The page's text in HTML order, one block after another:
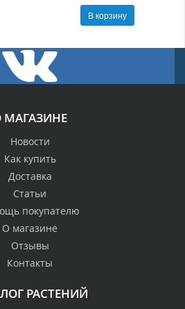
В корзину
МАГАЗИНЕ
Новости
Как купить
Доставка
Статьи
покупателю
О магазине
Отзывы
Контакты
РАСТЕНИЙ